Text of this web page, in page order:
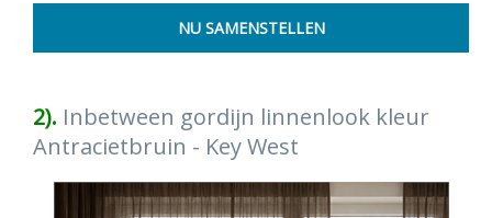
2). Inbetween gordijn linnenlook kleur
Antracietbruin - Key West